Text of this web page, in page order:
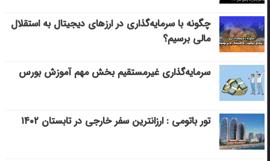
چگونه با سرمایه‌گذاری در ارزهای دیجیتال به استقلال
مالی برسیم؟
سرمایه‌گذاری غیرمستقیم بخش مهم آموزش بورس
تور باتومی : ارزانترین سفر خارجی در تابستان ۱۴۰۲